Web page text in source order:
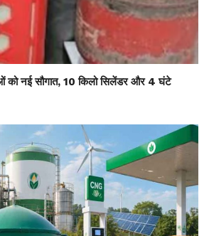
को नई सौगात, 10 किलो सिलेंडर और 4 घंटे